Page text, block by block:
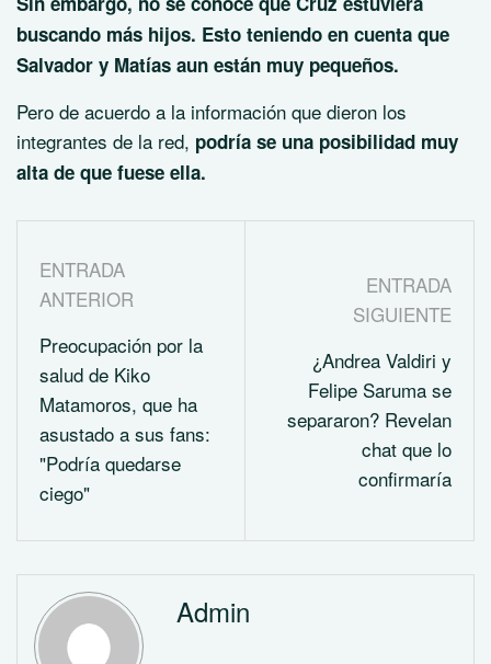
buscando más hijos. Esto teniendo en cuenta que
Salvador y Matías aun están muy pequeños.
Pero de acuerdo a la información que dieron los
integrantes de la red, podría se una posibilidad muy
alta de que fuese ella.
ENTRADA
ANTERIOR
Preocupación por la
salud de Kiko
Matamoros, que ha
asustado a sus fans:
"Podría quedarse
ciego"
ENTRADA
SIGUIENTE
¿Andrea Valdiri y
Felipe Saruma se
separaron? Revelan
chat que lo
confirmaría
Admin